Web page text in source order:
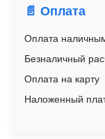
📄 Оплата
Оплата
Безналичный
Оплата на карту
Наложенный